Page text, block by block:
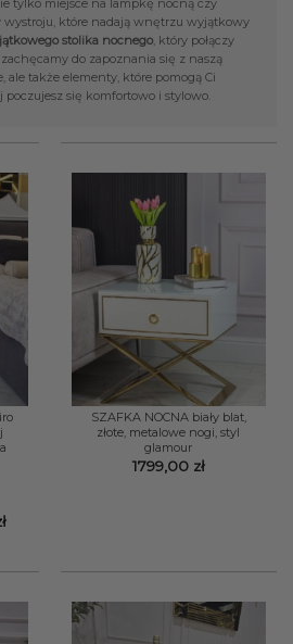
wystroju, które nadają wnętrzu wyjątkowy
stolika nocnego , który połączy
do zapoznania się z naszą
ale także elementy, które pomogą Ci
się komfortowo i stylowo.
Aktualna
SZAFKA NOCNA biały blat,
złote, metalowe nogi, styl
glamour
1799,00 zł